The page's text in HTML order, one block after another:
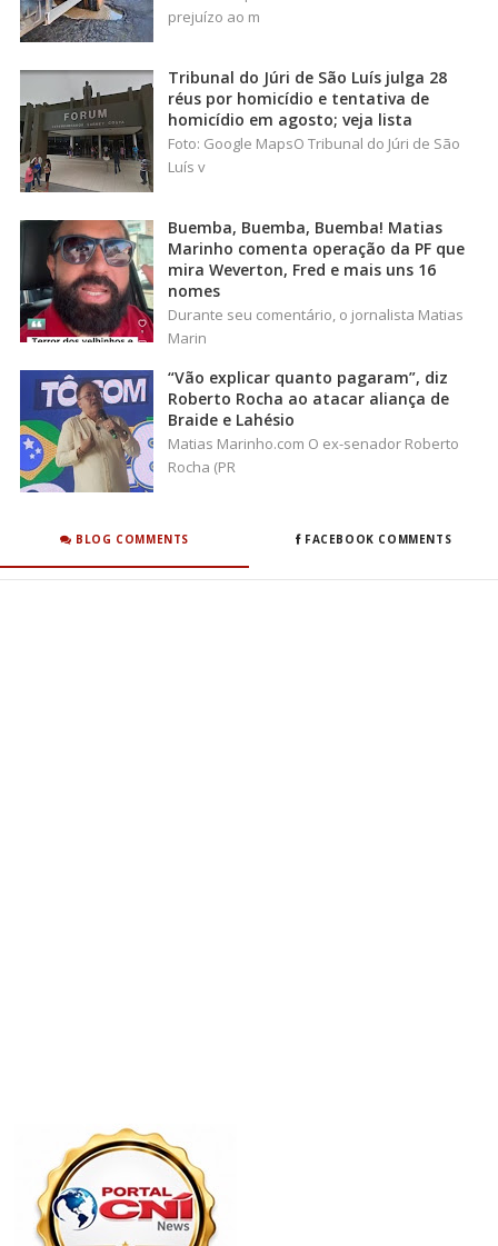
prejuízo ao m
Tribunal do Júri de São Luís julga 28
réus por homicídio e tentativa de
homicídio em agosto; veja lista
Foto: Google MapsO Tribunal do Júri de São
Luís v
Buemba, Buemba, Buemba! Matias
Marinho comenta operação da PF que
mira Weverton, Fred e mais uns 16
nomes
Durante seu comentário, o jornalista Matias
Marin
“Vão explicar quanto pagaram”, diz
Roberto Rocha ao atacar aliança de
Braide e Lahésio
Matias Marinho.com O ex-senador Roberto
Rocha (PR
BLOG COMMENTS FACEBOOK COMMENTS